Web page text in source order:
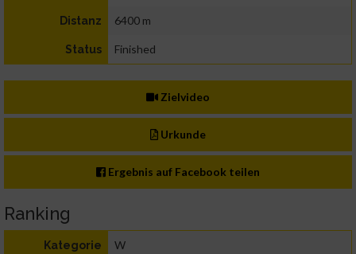
Distanz 6400 m
Status Finished
Zielvideo
Urkunde
Ergebnis auf Facebook teilen
Ranking
Kategorie W